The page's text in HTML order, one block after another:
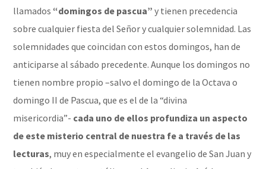
llamados “domingos de pascua”y tienen precedencia
sobre cualquier fiesta del Señor y cualquier solemnidad. Las
solemnidades que coincidan con estos domingos, han de
anticiparse al sábado precedente. Aunque los domingos no
tienen nombre propio –salvo el domingo de la Octava o
domingo II de Pascua, que es el de la “divina
misericordia”- cada uno de ellos profundiza un aspecto
de este misterio central de nuestra fe a través de las
lecturas, muy en especialmente el evangelio de San Juan y